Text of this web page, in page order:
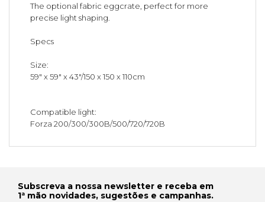
The optional fabric eggcrate, perfect for more
precise light shaping.
Specs
Size:
59" x 59" x 43"/150 x 150 x 110cm
Compatible light:
Forza 200/300/300B/500/720/720B
Subscreva a nossa newsletter e receba em
1ª mão novidades, sugestões e campanhas.